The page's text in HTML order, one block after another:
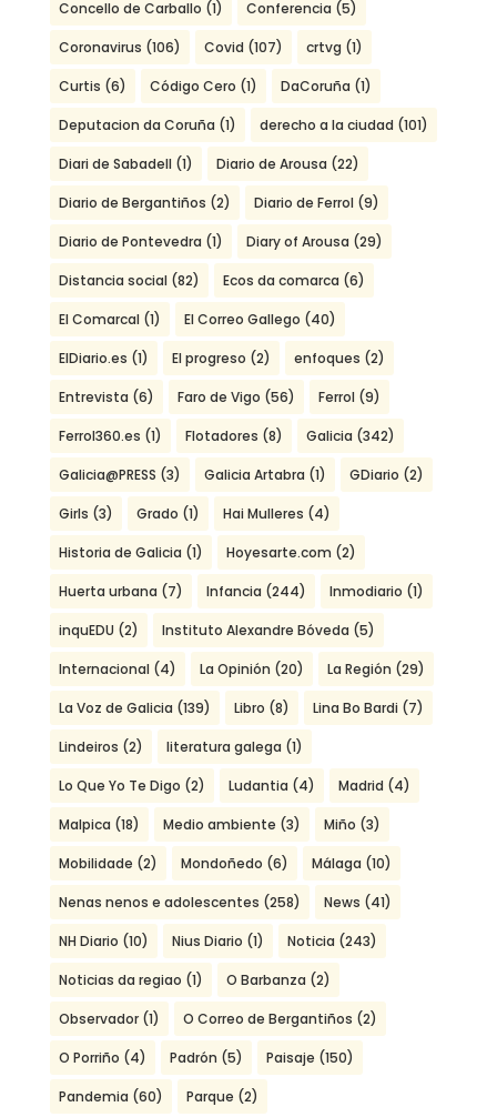
Concello de Carballo (1) Conferencia (5)
Coronavirus (106) Covid (107) crtvg (1)
Curtis (6) Código Cero (1) DaCoruña (1)
Deputacion da Coruña (1) derecho a la ciudad (101)
Diari de Sabadell (1) Diario de Arousa (22)
Diario de Bergantiños (2) Diario de Ferrol (9)
Diario de Pontevedra (1) Diary of Arousa (29)
Distancia social (82) Ecos da comarca (6)
El Comarcal (1) El Correo Gallego (40)
ElDiario.es (1) El progreso (2) enfoques (2)
Entrevista (6) Faro de Vigo (56) Ferrol (9)
Ferrol360.es (1) Flotadores (8) Galicia (342)
Galicia@PRESS (3) Galicia Artabra (1) GDiario (2)
Girls (3) Grado (1) Hai Mulleres (4)
Historia de Galicia (1) Hoyesarte.com (2)
Huerta urbana (7) Infancia (244) Inmodiario (1)
inquEDU (2) Instituto Alexandre Bóveda (5)
Internacional (4) La Opinión (20) La Región (29)
La Voz de Galicia (139) Libro (8) Lina Bo Bardi (7)
Lindeiros (2) literatura galega (1)
Lo Que Yo Te Digo (2) Ludantia (4) Madrid (4)
Malpica (18) Medio ambiente (3) Miño (3)
Mobilidade (2) Mondoñedo (6) Málaga (10)
Nenas nenos e adolescentes (258) News (41)
NH Diario (10) Nius Diario (1) Noticia (243)
Noticias da regiao (1) O Barbanza (2)
Observador(1) O Correo de Bergantiños (2)
O Porriño (4) Padrón (5) Paisaje (150)
Pandemia (60) Parque (2)